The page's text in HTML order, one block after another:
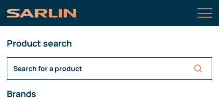
Product search
Brands